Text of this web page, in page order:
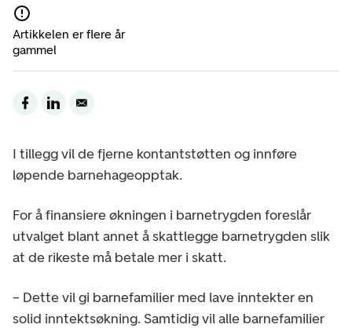
Artikkelen er flere år
gammel
I tillegg vil de fjerne kontantstøtten og innføre
løpende barnehageopptak.
For å finansiere økningen i barnetrygden foreslår
utvalget blant annet å skattlegge barnetrygden slik
at de rikeste må betale mer i skatt.
– Dette vil gi barnefamilier med lave inntekter en
solid inntektsøkning. Samtidig vil alle barnefamilier